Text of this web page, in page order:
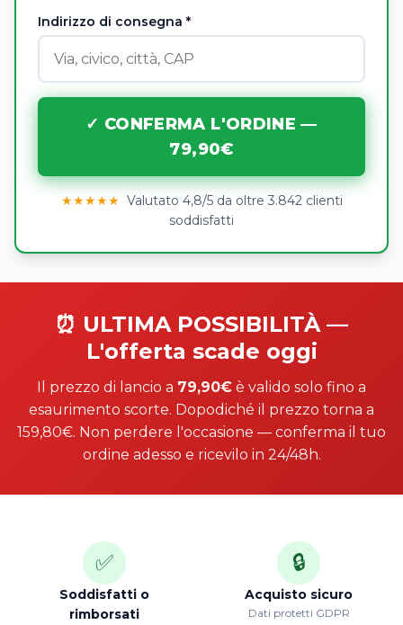
Indirizzo di consegna *
✓ CONFERMA L'ORDINE —
79,90€
★★★★★ Valutato 4,8/5 da oltre 3.842 clienti
soddisfatti
⏰ ULTIMA POSSIBILITÀ —
L'offerta scade oggi
Il prezzo di lancio a 79,90€ è valido solo fino a
esaurimento scorte. Dopodiché il prezzo torna a
159,80€. Non perdere l'occasione — conferma il tuo
ordine adesso e ricevilo in 24/48h.
✅
Soddisfatti o
rimborsati
🔒
Acquisto sicuro
Dati protetti GDPR